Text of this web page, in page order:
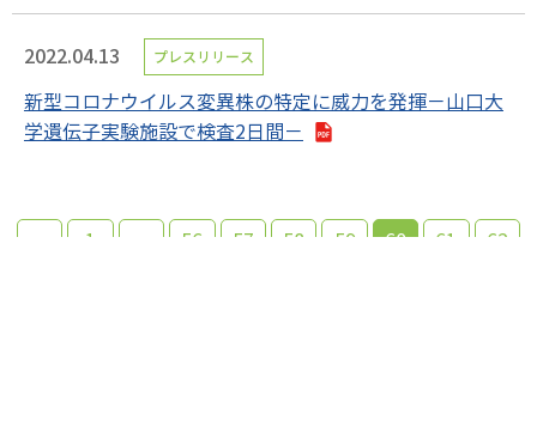
2022.04.13 プレスリリース
新型コロナウイルス変異株の特定に威力を発揮－山口大
学遺伝子実験施設で検査2日間－
1 56 57 58 59 60 61
62